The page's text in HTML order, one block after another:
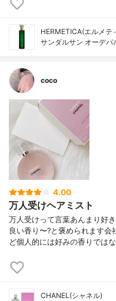
HERMETICA(エルメテ
サンダルサン オーデパ
coco
4.00
万人受けヘアミスト
万人受けって言葉あんまり好
良い香り〜?と褒められます
ど個人的には好みの香りでは
CHANEL(シャネル)